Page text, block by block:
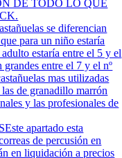
DE TODO LO QUE
se diferencian
para un niño estaría
estaría entre el 5 y el
entre el 7 y el nº
mas utilizadas
de granadillo marrón
y las profesionales de
Este apartado esta
de percusión en
en liquidación a precios